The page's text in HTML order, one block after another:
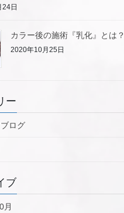
日
カラー後の施術『乳化』とは？
2020年10月25日
ー
ログ
ブ
月